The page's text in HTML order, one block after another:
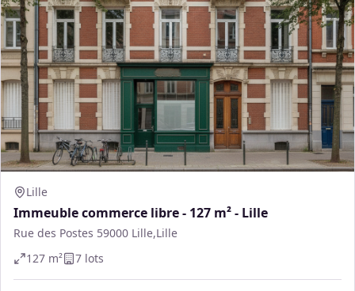
Lille
Immeuble commerce libre - 127 m² - Lille
Rue des Postes 59000 Lille,Lille
127 m² 7 lots